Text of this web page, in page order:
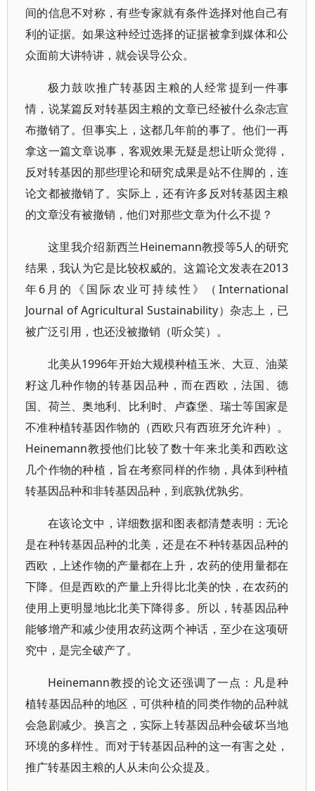
间的信息不对称，有些专家就有条件选择对他自己有
利的证据。如果这种经过选择的证据被拿到媒体和公
众面前大讲特讲，就会误导公众。
极力鼓吹推广转基因主粮的人经常提到一件事
情，说某篇反对转基因主粮的文章已经被什么杂志宣
布撤销了。但事实上，这都几年前的事了。他们一再
拿这一篇文章说事，客观效果无疑是想让听众觉得，
反对转基因的那些理论和研究成果是站不住脚的，连
论文都被撤销了。实际上，还有许多反对转基因主粮
的文章没有被撤销，他们对那些文章为什么不提？
这里我介绍新西兰Heinemann教授等5人的研究
结果，我认为它是比较权威的。这篇论文发表在2013
年6月的《国际农业可持续性》（International
Journal of Agricultural Sustainability）杂志上，已
被广泛引用，也还没被撤销（听众笑）。
北美从1996年开始大规模种植玉米、大豆、油菜
籽这几种作物的转基因品种，而在西欧，法国、德
国、荷兰、奥地利、比利时、卢森堡、瑞士等国家是
不准种植转基因作物的（西欧只有西班牙允许种）。
Heinemann教授他们比较了数十年来北美和西欧这
几个作物的种植，旨在考察同样的作物，具体到种植
转基因品种和非转基因品种，到底孰优孰劣。
在该论文中，详细数据和图表都清楚表明：无论
是在种转基因品种的北美，还是在不种转基因品种的
西欧，上述作物的产量都在上升，农药的使用量都在
下降。但是西欧的产量上升得比北美的快，在农药的
使用上更明显地比北美下降得多。所以，转基因品种
能够增产和减少使用农药这两个神话，至少在这项研
究中，是完全破产了。
Heinemann教授的论文还强调了一点：凡是种
植转基因品种的地区，可供种植的同类作物的品种就
会急剧减少。换言之，实际上转基因品种会破坏当地
环境的多样性。而对于转基因品种的这一有害之处，
推广转基因主粮的人从未向公众提及。